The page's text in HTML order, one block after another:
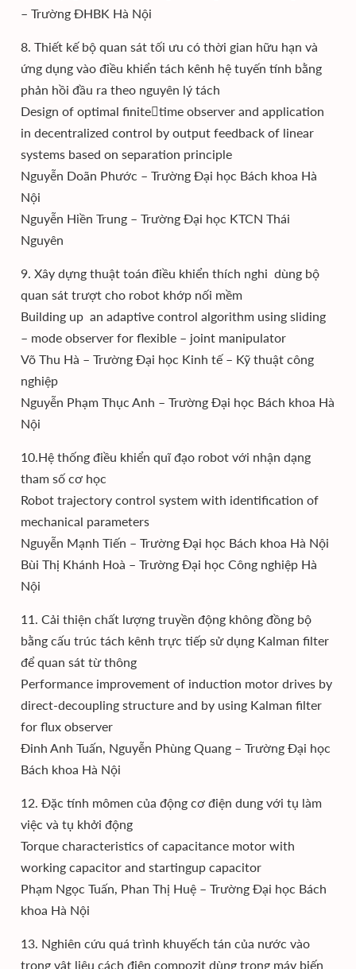
– Trường ĐHBK Hà Nội
8. Thiết kế bộ quan sát tối ưu có thời gian hữu hạn và
ứng dụng vào điều khiển tách kênh hệ tuyến tính bằng
phản hồi đầu ra theo nguyên lý tách
Design of optimal finitetime observer and application
in decentralized control by output feedback of linear
systems based on separation principle
Nguyễn Doãn Phước – Trường Đại học Bách khoa Hà
Nội
Nguyễn Hiền Trung – Trường Đại học KTCN Thái
Nguyên
9. Xây dựng thuật toán điều khiển thích nghi dùng bộ
quan sát trượt cho robot khớp nối mềm
Building up an adaptive control algorithm using sliding
– mode observer for flexible – joint manipulator
Võ Thu Hà – Trường Đại học Kinh tế – Kỹ thuật công
nghiệp
Nguyễn Phạm Thục Anh – Trường Đại học Bách khoa Hà
Nội
10.Hệ thống điều khiển quĩ đạo robot với nhận dạng
tham số cơ học
Robot trajectory control system with identification of
mechanical parameters
Nguyễn Mạnh Tiến – Trường Đại học Bách khoa Hà Nội
Bùi Thị Khánh Hoà – Trường Đại học Công nghiệp Hà
Nội
11. Cải thiện chất lượng truyền động không đồng bộ
bằng cấu trúc tách kênh trực tiếp sử dụng Kalman filter
để quan sát từ thông
Performance improvement of induction motor drives by
direct-decoupling structure and by using Kalman filter
for flux observer
Đinh Anh Tuấn, Nguyễn Phùng Quang – Trường Đại học
Bách khoa Hà Nội
12. Đặc tính mômen của động cơ điện dung với tụ làm
việc và tụ khởi động
Torque characteristics of capacitance motor with
working capacitor and startingup capacitor
Phạm Ngọc Tuấn, Phan Thị Huệ – Trường Đại học Bách
khoa Hà Nội
13. Nghiên cứu quá trình khuyếch tán của nước vào
trong vật liệu cách điện compozit dùng trong máy biến